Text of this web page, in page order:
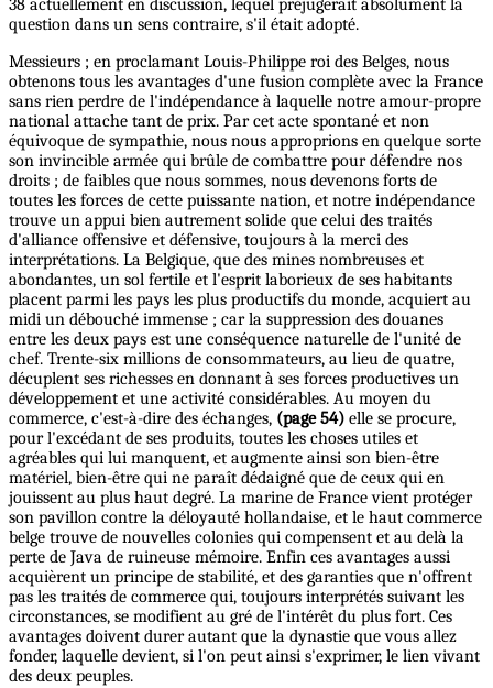
38 actuellement en discussion, lequel préjugerait absolument la
question dans un sens contraire, s'il était adopté.
Messieurs ; en proclamant Louis-Philippe roi des Belges, nous
obtenons tous les avantages d'une fusion complète avec la France
sans rien perdre de l'indépendance à laquelle notre amour-propre
national attache tant de prix. Par cet acte spontané et non
équivoque de sympathie, nous nous approprions en quelque sorte
son invincible armée qui brûle de combattre pour défendre nos
droits ; de faibles que nous sommes, nous devenons forts de
toutes les forces de cette puissante nation, et notre indépendance
trouve un appui bien autrement solide que celui des traités
d'alliance offensive et défensive, toujours à la merci des
interprétations. La Belgique, que des mines nombreuses et
abondantes, un sol fertile et l'esprit laborieux de ses habitants
placent parmi les pays les plus productifs du monde, acquiert au
midi un débouché immense ; car la suppression des douanes
entre les deux pays est une conséquence naturelle de l'unité de
chef. Trente-six millions de consommateurs, au lieu de quatre,
décuplent ses richesses en donnant à ses forces productives un
développement et une activité considérables. Au moyen du
commerce, c'est-à-dire des échanges, (page 54) elle se procure,
pour l'excédant de ses produits, toutes les choses utiles et
agréables qui lui manquent, et augmente ainsi son bien-être
matériel, bien-être qui ne paraît dédaigné que de ceux qui en
jouissent au plus haut degré. La marine de France vient protéger
son pavillon contre la déloyauté hollandaise, et le haut commerce
belge trouve de nouvelles colonies qui compensent et au delà la
perte de Java de ruineuse mémoire. Enfin ces avantages aussi
acquièrent un principe de stabilité, et des garanties que n'offrent
pas les traités de commerce qui, toujours interprétés suivant les
circonstances, se modifient au gré de l'intérêt du plus fort. Ces
avantages doivent durer autant que la dynastie que vous allez
fonder, laquelle devient, si l'on peut ainsi s'exprimer, le lien vivant
des deux peuples.